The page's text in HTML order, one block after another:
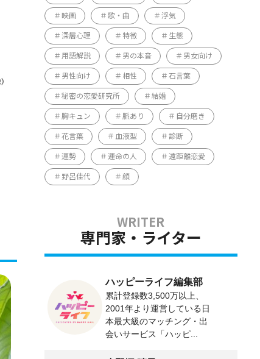
映画 歌・曲 浮気
深層心理 特徴 生態
用語解説 男の本音 男女向け
男性向け 相性 石言葉
秘密の恋愛研究所 結婚
胸キュン 脈あり 自分磨き
花言葉 血液型 診断
運勢 運命の人 遠距離恋愛
野呂佳代 顔
専門家・ライター
ハッピーライフ編集部
累計登録数3,500万以上、
2001年より運営している日
本最大級のマッチング・出
会いサービス「ハッピ...